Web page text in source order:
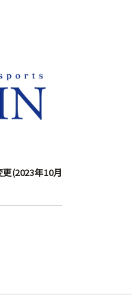
更(2023年10月